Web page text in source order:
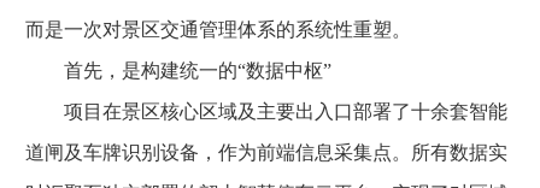
而是一次对景区交通管理体系的系统性重塑。
首先，是构建统一的“数据中枢”
项目在景区核心区域及主要出入口部署了十余套智能
道闸及车牌识别设备，作为前端信息采集点。所有数据实